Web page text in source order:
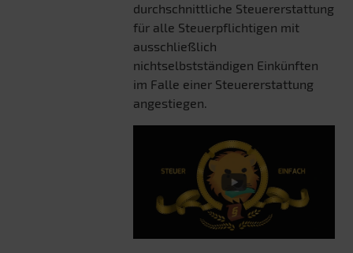
durchschnittliche Steuererstattung
für alle Steuerpflichtigen mit
ausschließlich
nichtselbstständigen Einkünften
im Falle einer Steuererstattung
angestiegen.